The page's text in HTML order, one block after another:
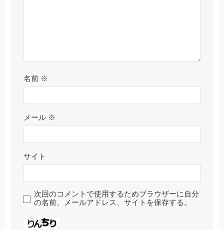
名前 ※
メール ※
サイト
次回のコメントで使用するためブラウザーに自分
の名前、メールアドレス、サイトを保存する。